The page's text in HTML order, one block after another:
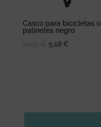
Casco para bicicletas o
patinetes negro
El
5,18 €El